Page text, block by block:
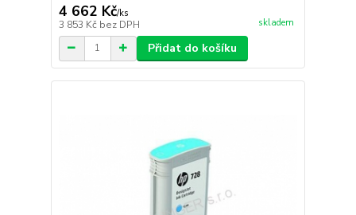
4 662 Kč/ks
3 853 Kč bez DPH skladem
Přidat do košíku